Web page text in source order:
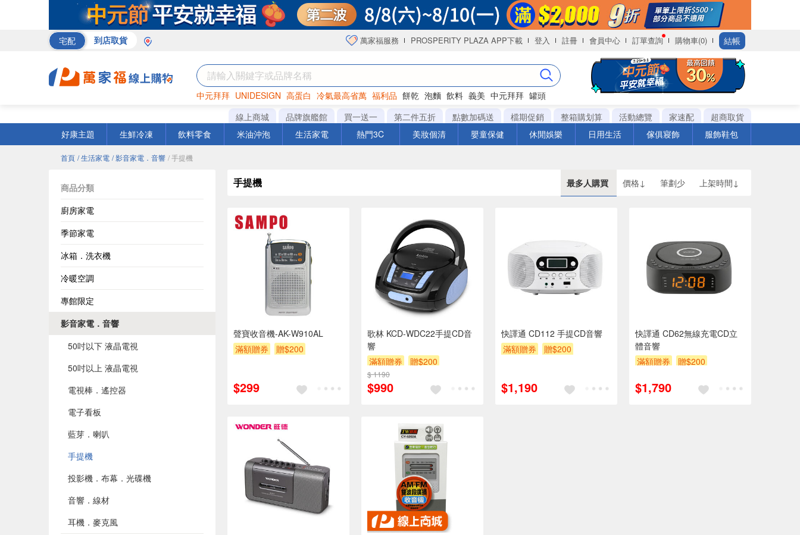
宅配 到店取貨 萬家福服務 PROSPERITY PLAZA APP下載 登入 註冊 會員中心 訂單查詢 購物車(0) 結帳
中元拜拜 UNIDESIGN 高蛋白 冷氣最高省萬 福利品 餅乾 泡麵 飲料 義美 中元拜拜 罐頭
巧克力 衛生紙 咖啡
線上商城 品牌旗艦館 買一送一 第二件五折 點數加碼送 檔期促銷 整箱購划算 活動總覽 家速配
超商取貨
好康主題
生鮮冷凍 飲料零食 米油沖泡 生活家電 熱門3C 美妝個清 嬰童保健 休閒娛樂 日用生活 傢俱寢飾 服飾鞋包
首頁 / 生活家電 / 影音家電．音響 / 手提機
商品分類
廚房家電
季節家電
冰箱．洗衣機
冷暖空調
專館限定
影音家電．音響
50吋以下 液晶電視
50吋以上 液晶電視
電視棒．遙控器
電子看板
藍芽．喇叭
手提機
投影機．布幕．光碟機
音響．線材
耳機．麥克風
手提機 最多人購買 價格↓ 筆劃少 上架時間↓
聲寶收音機-AK-W910AL
滿額贈券
贈$200
$299
歌林 KCD-WDC22手提CD音
響
滿額贈券
贈$200
$ 1190
$990
快譯通 CD112 手提CD音響
滿額贈券
贈$200
$1,190
快譯通 CD62無線充電CD立
體音響
滿額贈券
贈$200
$1,790